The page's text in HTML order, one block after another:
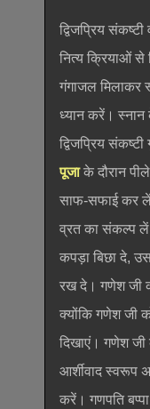
द्विजप्रिय
नित्य क्रियाओं से
गंगाजल मिलाकर
ध्यान करें।
द्विजप्रिय
पूजाके दौरान
साफ-सफाई कर
व्रत का संकल्प
कपड़ा बिछा दे,
रख दे। गणेश जी
क्योंकि गणेश जी
दिखाएं। गणेश
आर्शीवाद स्वरूप
करें। गणपति बप्पा